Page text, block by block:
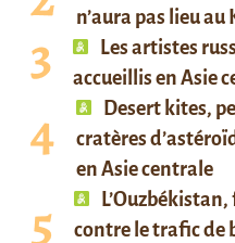
n’aura pas lieu
Les artistes
accueillis en Asie
Desert kites,
cratères
en Asie centrale
contre le trafic de